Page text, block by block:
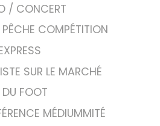
/ CONCERT
COMPÉTITION
SUR LE MARCHÉ
FOOT
MÉDIUMMITÉ